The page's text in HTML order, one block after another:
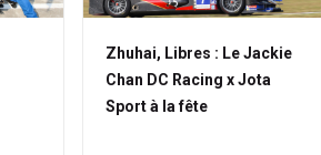
Zhuhai, Libres : Le Jackie
Chan DC Racing x Jota
Sport à la fête